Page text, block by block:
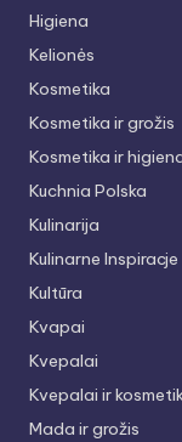
Higiena
Kelionės
Kosmetika
Kosmetika ir grožis
Kosmetika ir
Kuchnia Polska
Kulinarija
Kulinarne Inspiracje
Kultūra
Kvapai
Kvepalai
Kvepalai ir
Mada ir grožis